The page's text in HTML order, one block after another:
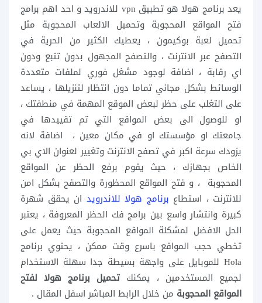
يعد برنامج هولا هو تطبيق vpn للاندرويد و احد اهم برامج
فتح المواقع المحجوبة وتحميل الالعاب المحجوبة مثل
تحميل لعبة بوكيمون ، يعطيك الكثير من الحرية في
التصفح عبر الانترنت ، والتصفح المجهول بدون تتبع ودون
اي رقابة ، اضافة لوجود مشغل فوري لملفات متعددة
الوسائط بشكل مجاني تماما دون انتظار لتنزيلها ، يساعد
على التغلب على حظر لبعض الموقع المهمة في منطفتك ،
او للوصول الى بعض المواقع التي تم تقييدها في
جامعتك او مؤسستك او في مكان معين ، اضافة لانه
يزودك سرعة اكبر في تصفح الانترنت وتغيير لعنوان الاي بي
الخاص بجهازك ، حيث يقوم برفع الحظر عن المواقع
المحجوبة ، و فتح المواقع المحظورة والتصفح بشكل امن
للانترنت ، استطاع برنامج هولا للاندرويد ان يحقق شهرة
كبيرة وانتشار واسع بين برامج فك الحظر المعروفة ، يعتبر
الحل الافضل لمشكلة المواقع المحجوبة حيث يعمل على
تخطي حجب المواقع باسرع وقت ممكن ، يحتوي برنامج
Hola للموبايل على واجهة بسيطة جدا سهلة الاستخدام
لجميع المستخدمين ، يمكنك تحميل برنامج هولا لفتح
المواقع المحجوبة من خلال الرابط المباشر اسفل المقال .